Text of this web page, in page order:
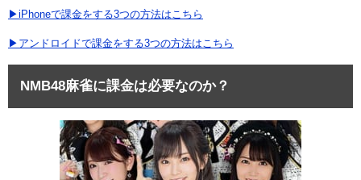
▶iPhoneで課金をする3つの方法はこちら
▶アンドロイドで課金をする3つの方法はこちら
NMB48麻雀に課金は必要なのか？